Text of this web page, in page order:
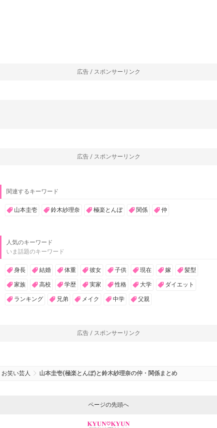
広告 / スポンサーリンク
広告 / スポンサーリンク
関連するキーワード
山本圭壱 鈴木紗理奈 極楽とんぼ 関係 仲
人気のキーワード
いま話題のキーワード
身長 結婚 体重 彼女 子供 現在 嫁 髪型
家族 高校 学歴 実家 性格 大学 ダイエット
ランキング 兄弟 メイク 中学 父親
広告 / スポンサーリンク
お笑い芸人 山本圭壱(極楽とんぼ)と鈴木紗理奈の仲・関係まとめ
ページの先頭へ